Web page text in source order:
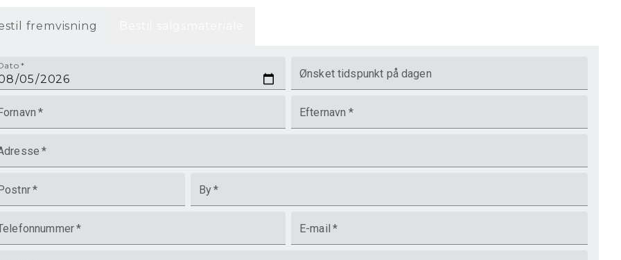
fremvisning
*
Ønsket tidspunkt på dagen
* Efternavn *
*
* By*
* E-mail *